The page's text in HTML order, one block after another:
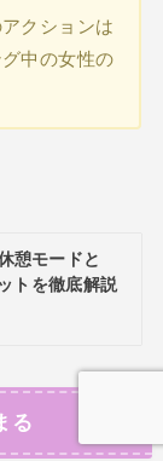
クションは
中の女性の
憩モードと
トを徹底解説
る